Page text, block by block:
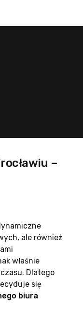
–
ale również
właśnie
Dlatego
się
biura